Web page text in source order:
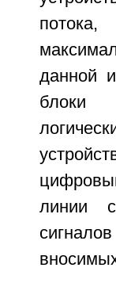
данной
блоки
линии